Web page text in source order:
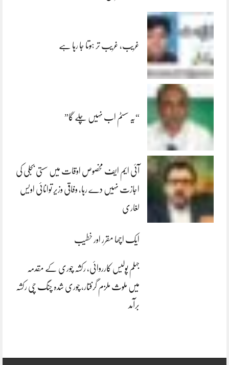
غریب، غریب تر ہوتا جا رہا ہے
“یہ سسٹم اب نہیں چلے گا”
آئی ایم ایف مخصوص اوقات میں سستی بجلی کی
اجازت نہیں دے رہا، وفاقی وزیر توانائی اویس
لغاری
ایک اچھا مقرر اور خطیب
جہلم پولیس کارروائی، رکشہ چوری کے مقدمہ
میں ملوث ملزم گرفتار، چوری شدہ چنگ چی رکشہ
برآمد